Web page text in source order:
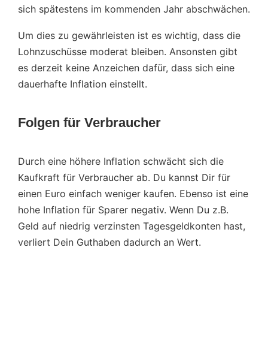
sich spätestens im kommenden Jahr abschwächen.
Um dies zu gewährleisten ist es wichtig, dass die
Lohnzuschüsse moderat bleiben. Ansonsten gibt
es derzeit keine Anzeichen dafür, dass sich eine
dauerhafte Inflation einstellt.
Folgen für Verbraucher
Durch eine höhere Inflation schwächt sich die
Kaufkraft für Verbraucher ab. Du kannst Dir für
einen Euro einfach weniger kaufen. Ebenso ist eine
hohe Inflation für Sparer negativ. Wenn Du z.B.
Geld auf niedrig verzinsten Tagesgeldkonten hast,
verliert Dein Guthaben dadurch an Wert.